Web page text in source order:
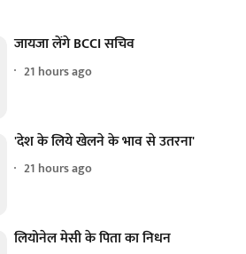
जायजा लेंगे BCCI सचिव
21 hours ago
'देश के लिये खेलने के भाव से उतरना'
21 hours ago
लियोनेल मेसी के पिता का निधन